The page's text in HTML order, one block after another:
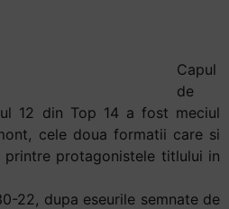
Capul
de
12 din Top 14 a fost meciul
cele doua formatii care si
protagonistele titlului in
22, dupa eseurile semnate de